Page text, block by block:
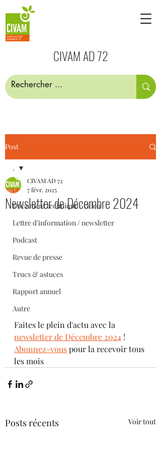
CIVAM AD 72
Post
.
Document technique / video
Lettre d'information / newsletter
Podcast
Revue de presse
Trucs & astuces
Rapport annuel
Autre
.
Newsletter de Décembre 2024
CIVAM AD 72
7 févr. 2025
Faites le plein d'actu avec la
newsletter de Décembre 2024 !
Abonnez-vous pour la recevoir tous
les mois
Posts récents Voir tout